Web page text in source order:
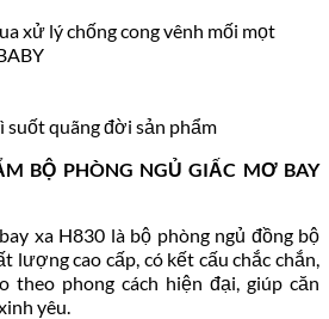
xử lý chống cong vênh mối mọt
suốt quãng đời sản phẩm
BỘ PHÒNG NGỦ GIẤC MƠ BAY
xa H830 là bộ phòng ngủ đồng bộ
lượng cao cấp, có kết cấu chắc chắn,
theo phong cách hiện đại, giúp căn
yêu.